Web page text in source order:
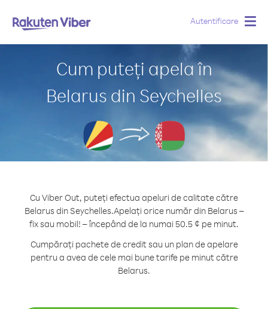
Autentificare
Cum puteți apela în
Belarus din Seychelles
Cu Viber Out, puteți efectua apeluri de calitate către
Belarus din Seychelles.Apelați orice număr din Belarus –
fix sau mobil! – începând de la numai 50.5 ¢ pe minut.
Cumpărați pachete de credit sau un plan de apelare
pentru a avea de cele mai bune tarife pe minut către
Belarus.